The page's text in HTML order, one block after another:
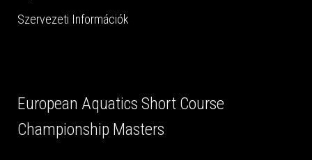
Szervezeti Információk
European Aquatics Short Course
Championship Masters